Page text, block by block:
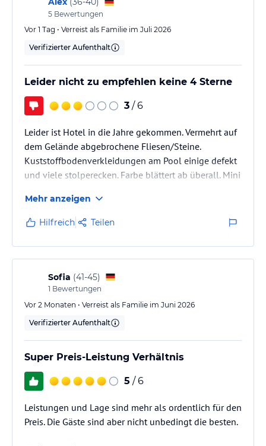
5 Bewertungen
Vor 1 Tag • Verreist als Familie im Juli 2026
Verifizierter Aufenthalt
Leider nicht zu empfehlen keine 4 Sterne
3 / 6
Leider ist Hotel in die Jahre gekommen. Vermehrt auf
dem Gelände abgebrochene Fliesen/Steine.
Kuststoffbodenverkleidungen am Pool einige defekt
und viele stolperecken. Farbe blättert ab überall. Mini
laut. Essen war ok. Man findet aber was passendes.
Wasserpark im nachbarhotel ist schön. Wir hatten
rixhtig Pech mit unserem Zimmer, Gegenüber von
Aufzügen war der Hammer (Richtig laut bis spät in
die Nacht da Leute zurückkehren von Partys etc. und
keine Rücksicht nehmen…
Mehr anzeigen
Hilfreich Teilen
Sofia (41-45)
1 Bewertungen
Vor 2 Monaten • Verreist als Familie im Juni 2026
Verifizierter Aufenthalt
Super Preis-Leistung Verhältnis
5 / 6
Leistungen und Lage sind mehr als ordentlich für den
Preis. Die Gäste sind aber nicht unbedingt die besten.